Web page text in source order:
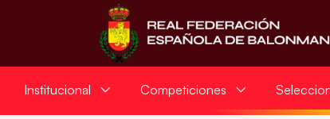
Institucional Competiciones